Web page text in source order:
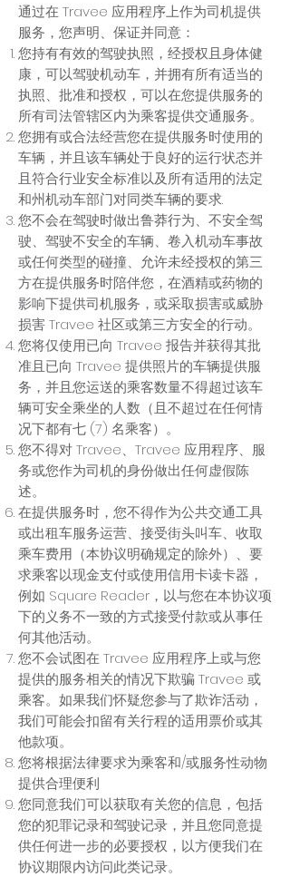
通过在 Travee 应用程序上作为司机提供
服务，您声明、保证并同意：
您持有有效的驾驶执照，经授权且身体健
康，可以驾驶机动车，并拥有所有适当的
执照、批准和授权，可以在您提供服务的
所有司法管辖区内为乘客提供交通服务。
您拥有或合法经营您在提供服务时使用的
车辆，并且该车辆处于良好的运行状态并
且符合行业安全标准以及所有适用的法定
和州机动车部门对同类车辆的要求.
您不会在驾驶时做出鲁莽行为、不安全驾
驶、驾驶不安全的车辆、卷入机动车事故
或任何类型的碰撞、允许未经授权的第三
方在提供服务时陪伴您，在酒精或药物的
影响下提供司机服务，或采取损害或威胁
损害 Travee 社区或第三方安全的行动。
您将仅使用已向 Travee 报告并获得其批
准且已向 Travee 提供照片的车辆提供服
务，并且您运送的乘客数量不得超过该车
辆可安全乘坐的人数（且不超过在任何情
况下都有七 (7) 名乘客）。
您不得对 Travee、Travee 应用程序、服
务或您作为司机的身份做出任何虚假陈
述。
在提供服务时，您不得作为公共交通工具
或出租车服务运营、接受街头叫车、收取
乘车费用（本协议明确规定的除外）、要
求乘客以现金支付或使用信用卡读卡器，
例如 Square Reader，以与您在本协议项
下的义务不一致的方式接受付款或从事任
何其他活动。
您不会试图在 Travee 应用程序上或与您
提供的服务相关的情况下欺骗 Travee 或
乘客。如果我们怀疑您参与了欺诈活动，
我们可能会扣留有关行程的适用票价或其
他款项。
您将根据法律要求为乘客和/或服务性动物
提供合理便利
您同意我们可以获取有关您的信息，包括
您的犯罪记录和驾驶记录，并且您同意提
供任何进一步的必要授权，以方便我们在
协议期限内访问此类记录。